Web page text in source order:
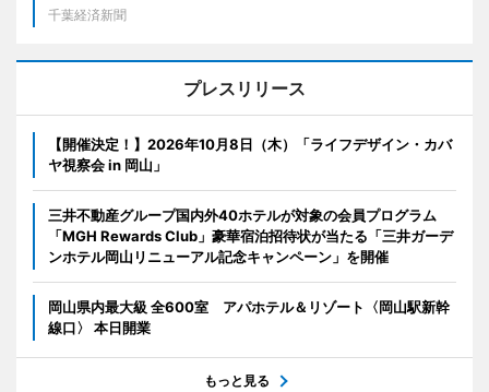
千葉経済新聞
プレスリリース
【開催決定！】2026年10月8日（木）「ライフデザイン・カバ
ヤ視察会 in 岡山」
三井不動産グループ国内外40ホテルが対象の会員プログラム
「MGH Rewards Club」豪華宿泊招待状が当たる「三井ガーデ
ンホテル岡山リニューアル記念キャンペーン」を開催
岡山県内最大級 全600室 アパホテル＆リゾート〈岡山駅新幹
線口〉 本日開業
もっと見る